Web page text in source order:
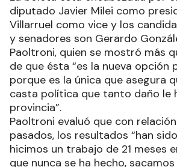
diputado Javier Milei como
Villarruel como vice y los
y senadores son Gerardo
Paoltroni, quien se mostró más
de que ésta “es la nueva opción
porque es la única que asegura
casta política que tanto daño le
provincia”.
Paoltroni evaluó que con
pasados, los resultados “han
hicimos un trabajo de 21 meses
que nunca se ha hecho,